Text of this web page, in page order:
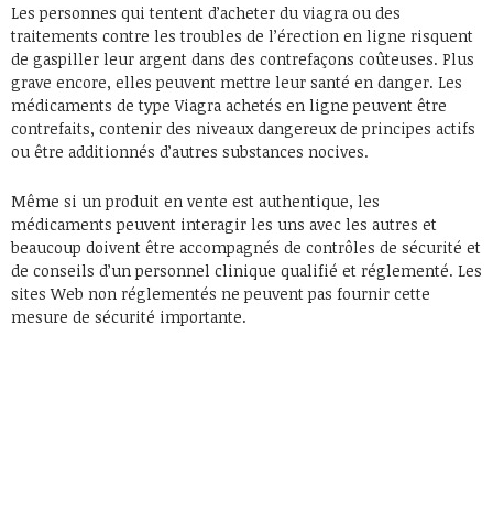
Les personnes qui tentent d’acheter du viagra ou des
traitements contre les troubles de l’érection en ligne risquent
de gaspiller leur argent dans des contrefaçons coûteuses. Plus
grave encore, elles peuvent mettre leur santé en danger. Les
médicaments de type Viagra achetés en ligne peuvent être
contrefaits, contenir des niveaux dangereux de principes actifs
ou être additionnés d’autres substances nocives.
Même si un produit en vente est authentique, les
médicaments peuvent interagir les uns avec les autres et
beaucoup doivent être accompagnés de contrôles de sécurité et
de conseils d’un personnel clinique qualifié et réglementé. Les
sites Web non réglementés ne peuvent pas fournir cette
mesure de sécurité importante.